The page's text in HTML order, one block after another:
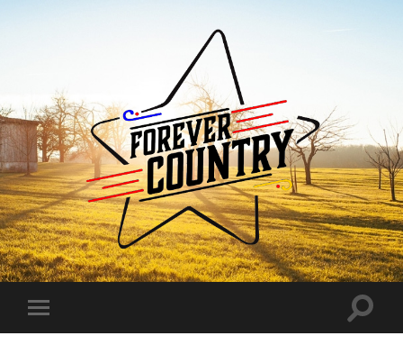
Forever
Country
Toggle
mobile
Toggle